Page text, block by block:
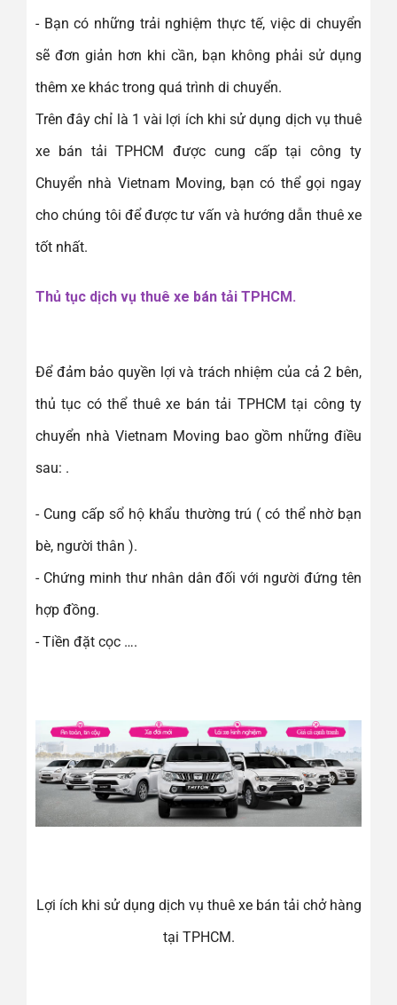
- Bạn có những trải nghiệm thực tế, việc di chuyển
sẽ đơn giản hơn khi cần, bạn không phải sử dụng
thêm xe khác trong quá trình di chuyển.
Trên đây chỉ là 1 vài lợi ích khi sử dụng dịch vụ thuê
xe bán tải TPHCM được cung cấp tại công ty
Chuyển nhà Vietnam Moving, bạn có thể gọi ngay
cho chúng tôi để được tư vấn và hướng dẫn thuê xe
tốt nhất.
Thủ tục dịch vụ thuê xe bán tải TPHCM.
Để đảm bảo quyền lợi và trách nhiệm của cả 2 bên,
thủ tục có thể thuê xe bán tải TPHCM tại công ty
chuyển nhà Vietnam Moving bao gồm những điều
sau: .
- Cung cấp sổ hộ khẩu thường trú ( có thể nhờ bạn
bè, người thân ).
- Chứng minh thư nhân dân đối với người đứng tên
hợp đồng.
- Tiền đặt cọc ….
Lợi ích khi sử dụng dịch vụ thuê xe bán tải chở hàng
tại TPHCM.